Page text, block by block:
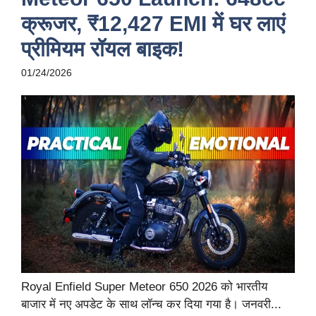
क्रूजर, ₹12,427 EMI में घर लाएं
प्रीमियम रॉयल बाइक!
01/24/2026
Royal Enfield Super Meteor 650 2026 को भारतीय
बाजार में नए अपडेट के साथ लॉन्च कर दिया गया है। जनवरी...